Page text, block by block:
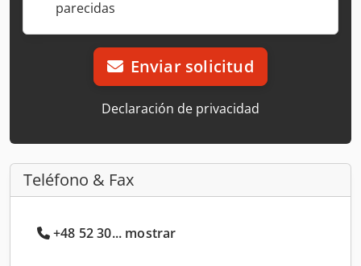
parecidas
Enviar solicitud
Declaración de privacidad
Teléfono & Fax
+48 52 30... mostrar